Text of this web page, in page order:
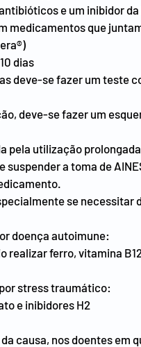
e um inibidor
medicamentos que
dias
deve-se fazer um teste
deve-se fazer um
pela utilização
suspender a toma de
se necessitar
doença autoimune:
realizar ferro, vitamina
stress traumático:
e inibidores H2
causa, nos doentes em